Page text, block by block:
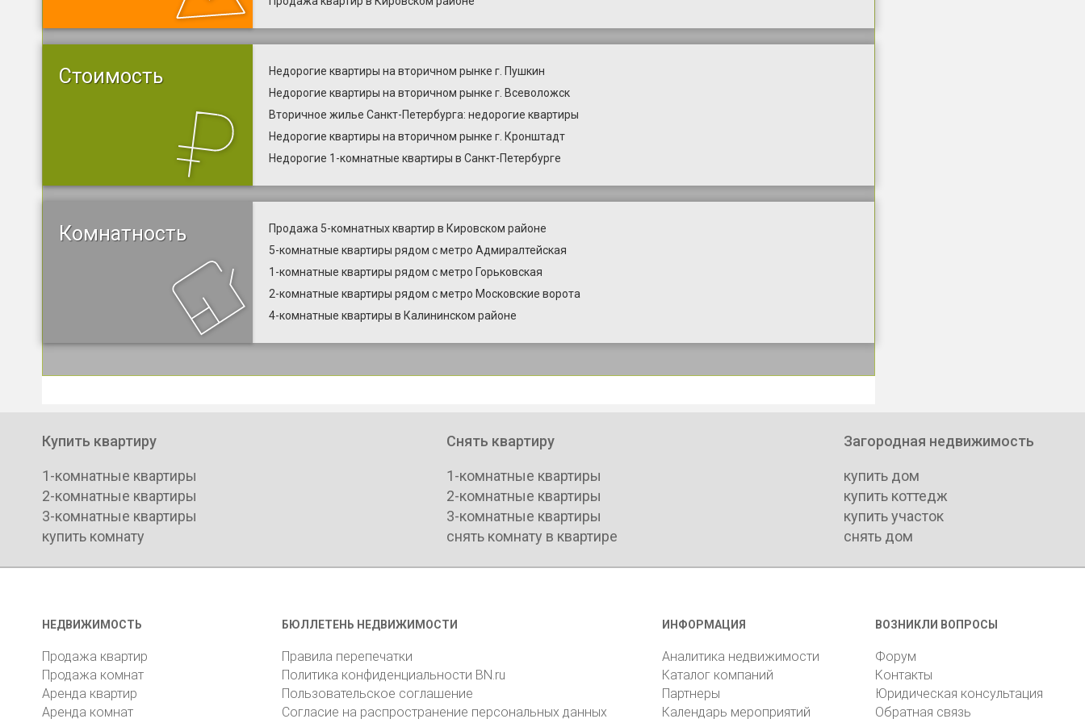
Стоимость
Недорогие квартиры на вторичном рынке г. Пушкин
Недорогие квартиры на вторичном рынке г. Всеволожск
Вторичное жилье Санкт-Петербурга: недорогие квартиры
Недорогие квартиры на вторичном рынке г. Кронштадт
Недорогие 1-комнатные квартиры в Санкт-Петербурге
Комнатность
Продажа 5-комнатных квартир в Кировском районе
5-комнатные квартиры рядом с метро Адмиралтейская
1-комнатные квартиры рядом с метро Горьковская
2-комнатные квартиры рядом с метро Московские ворота
4-комнатные квартиры в Калининском районе
Купить квартиру
1-комнатные квартиры
2-комнатные квартиры
3-комнатные квартиры
купить комнату
Снять квартиру
1-комнатные квартиры
2-комнатные квартиры
3-комнатные квартиры
снять комнату в квартире
Загородная недвижимость
купить дом
купить коттедж
купить участок
снять дом
НЕДВИЖИМОСТЬ
Продажа квартир
Продажа комнат
Аренда квартир
Аренда комнат
БЮЛЛЕТЕНЬ НЕДВИЖИМОСТИ
Правила перепечатки
Политика конфиденциальности BN.ru
Пользовательское соглашение
Согласие на распространение персональных данных
ИНФОРМАЦИЯ
Аналитика недвижимости
Каталог компаний
Партнеры
Календарь мероприятий
ВОЗНИКЛИ ВОПРОСЫ
Форум
Контакты
Юридическая консультация
Обратная связь